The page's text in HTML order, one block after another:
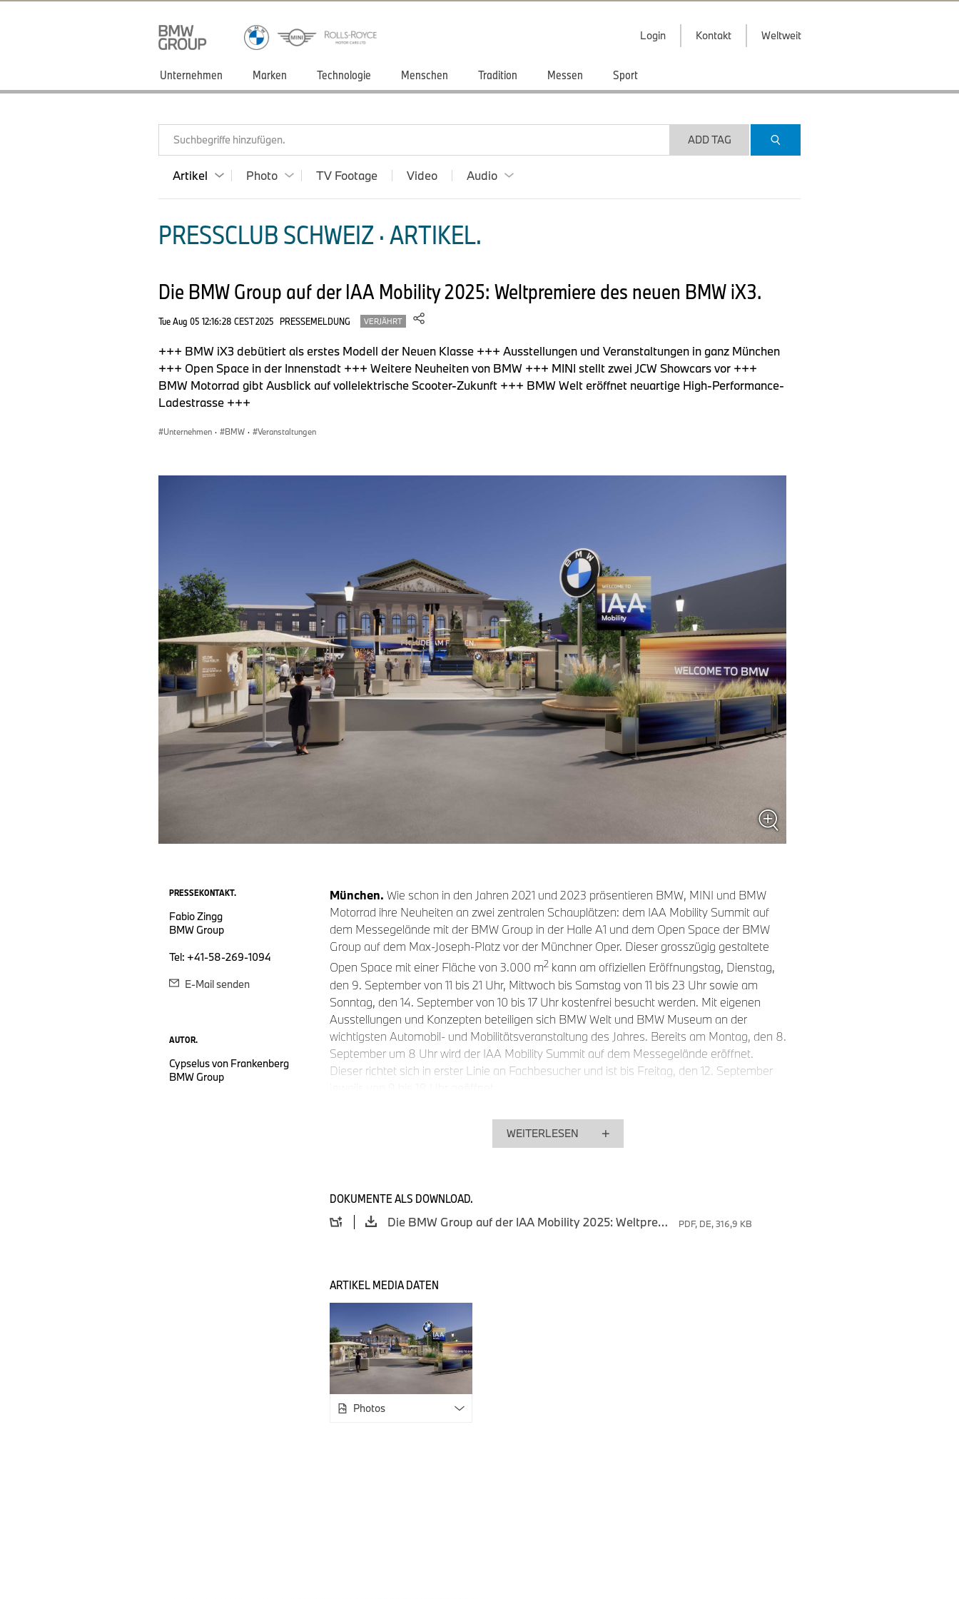
Login Kontakt Weltweit
Unternehmen Marken Technologie Menschen Tradition Messen Sport
Suchbegriffe hinzufügen. ADD TAG
Artikel Photo TV Footage Video Audio
PRESSCLUB SCHWEIZ · ARTIKEL.
Die BMW Group auf der IAA Mobility 2025: Weltpremiere des neuen BMW iX3.
Tue Aug 05 12:16:28 CEST 2025 PRESSEMELDUNG VERJÄHRT
+++ BMW iX3 debütiert als erstes Modell der Neuen Klasse +++ Ausstellungen und Veranstaltungen in ganz München
+++ Open Space in der Innenstadt +++ Weitere Neuheiten von BMW +++ MINI stellt zwei JCW Showcars vor +++
BMW Motorrad gibt Ausblick auf vollelektrische Scooter-Zukunft +++ BMW Welt eröffnet neuartige High-Performance-
Ladestrasse +++
Unternehmen · BMW · Veranstaltungen
PRESSEKONTAKT.
Fabio Zingg
BMW Group
Tel: +41-58-269-1094
E-Mail senden
AUTOR.
Cypselus von Frankenberg
BMW Group
München. Wie schon in den Jahren 2021 und 2023 präsentieren BMW, MINI und BMW
Motorrad ihre Neuheiten an zwei zentralen Schauplätzen: dem IAA Mobility Summit auf
dem Messegelände mit der BMW Group in der Halle A1 und dem Open Space der BMW
Group auf dem Max-Joseph-Platz vor der Münchner Oper. Dieser grosszügig gestaltete
Open Space mit einer Fläche von 3.000 m2 kann am offiziellen Eröffnungstag, Dienstag,
den 9. September von 11 bis 21 Uhr, Mittwoch bis Samstag von 11 bis 23 Uhr sowie am
Sonntag, den 14. September von 10 bis 17 Uhr kostenfrei besucht werden. Mit eigenen
Ausstellungen und Konzepten beteiligen sich BMW Welt und BMW Museum an der
wichtigsten Automobil- und Mobilitätsveranstaltung des Jahres. Bereits am Montag, den 8.
September um 8 Uhr wird der IAA Mobility Summit auf dem Messegelände eröffnet.
Dieser richtet sich in erster Linie an Fachbesucher und ist bis Freitag, den 12. September
Die BMW Group präsentiert in ihrer Heimatstadt eine der bedeutendsten Modellneuheiten
ihrer Geschichte. Mit dem BMW iX3 feiert das erste Modell der Neuen Klasse auf der IAA
Group. Im neuen BMW iX3 offenbart sich dem Publikum so erstmals der gewaltige
Technologiesprung in vielen Bereichen: Elektromobilität, Anzeige- und Bedienkonzept,
Präsentation mehrerer Modelle der Weltneuheit finden auf der zentralen Bühne auf dem
Max-Joseph-Platz vor der Münchner Oper auch täglich Masterclasses mit dem neuen
Modell statt. Zudem wird an jedem der sechs Messetage das von BMW komplett selbst
Innovationen aus dem BMW iX3 erhalten nach und nach alle zukünftigen BMW Modelle.
WEITERLESEN
DOKUMENTE ALS DOWNLOAD.
Die BMW Group auf der IAA Mobility 2025: Weltpremiere des neuen BMW iX3.
PDF, DE, 316,9 KB
ARTIKEL MEDIA DATEN
Photos